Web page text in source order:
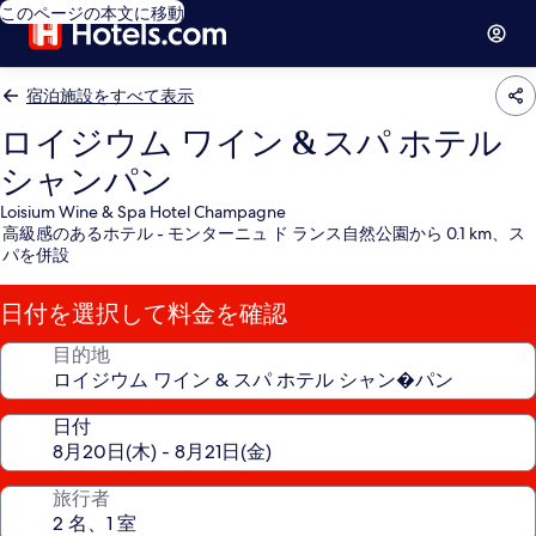
このページの本文に移動
宿泊施設をすべて表示
ロイジウム ワイン & スパ ホテル
シャンパン
Loisium Wine & Spa Hotel Champagne
高級感のあるホテル - モンターニュ ド ランス自然公園から 0.1 km、ス
パを併設
日付を選択して料金を確認
目的地
日付
旅行者